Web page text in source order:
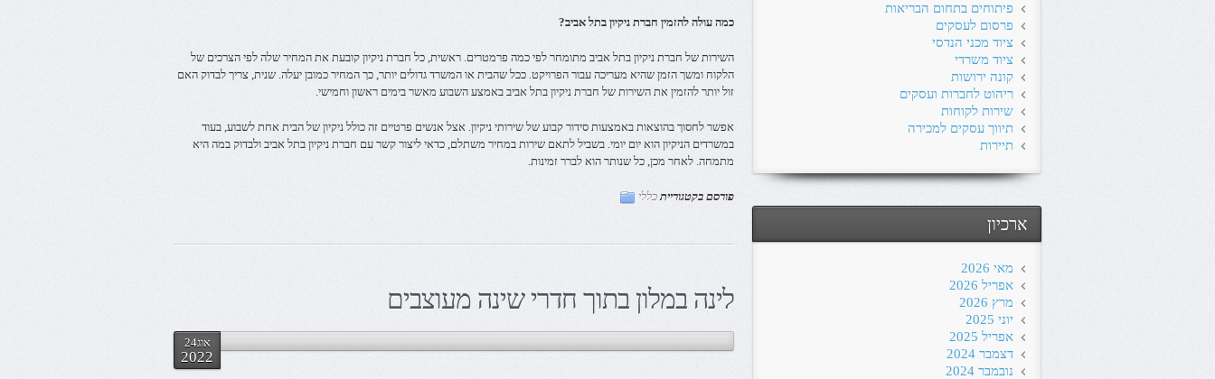
כמה עולה להזמין חברת ניקיון בתל אביב?
השירות של חברת ניקיון בתל אביב מתומחר לפי כמה פרמטרים. ראשית, כל חברת ניקיון קובעת את המחיר שלה לפי הצרכים של
הלקוח ומשך הזמן שהיא מעריכה עבור הפרויקט. ככל שהבית או המשרד גדולים יותר, כך המחיר כמובן יעלה. שנית, צריך לבדוק האם
זול יותר להזמין את השירות של חברת ניקיון בתל אביב באמצע השבוע מאשר בימים ראשון וחמישי.
אפשר לחסוך בהוצאות באמצעות סידור קבוע של שירותי ניקיון. אצל אנשים פרטיים זה כולל ניקיון של הבית אחת לשבוע, בעוד
במשרדים הניקיון הוא יום יומי. בשביל לתאם שירות במחיר משתלם, כדאי ליצור קשר עם חברת ניקיון בתל אביב ולבדוק במה היא
מתמחה. לאחר מכן, כל שנותר הוא לברר זמינות.
פורסם בקטגוריית כללי
לינה במלון בתוך חדרי שינה מעוצבים
אוג24
2022
פיתוחים בתחום הבריאות
פרסום לעסקים
ציוד מכני הנדסי
ציוד משרדי
קונה ירושות
ריהוט לחברות ועסקים
שירות לקוחות
תיווך עסקים למכירה
תיירות
ארכיון
מאי 2026
אפריל 2026
מרץ 2026
יוני 2025
אפריל 2025
דצמבר 2024
נובמבר 2024